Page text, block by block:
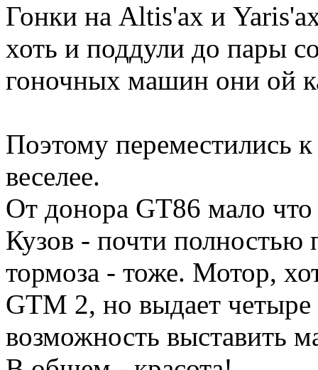
Гонки на Altis'ах и
хоть и поддули до пары
гоночных машин они ой
Поэтому переместились
веселее.
От донора GT86 мало что
Кузов - почти полностью
тормоза - тоже. Мотор,
GTM 2, но выдает
возможность выставить